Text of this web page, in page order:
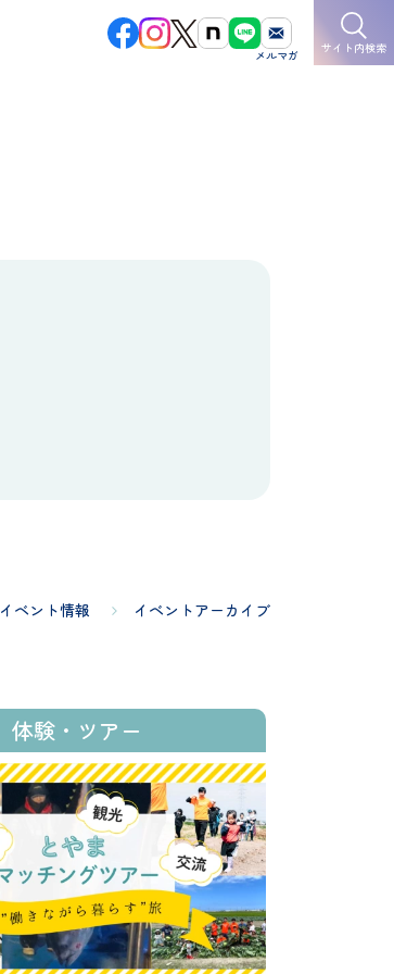
サイト内検索
イベント情報 イベントアーカイブ
体験・ツアー